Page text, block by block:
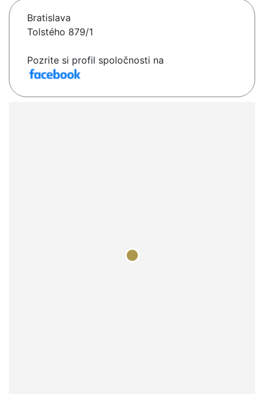
Bratislava
Tolstého 879/1
Pozrite si profil spoločnosti na